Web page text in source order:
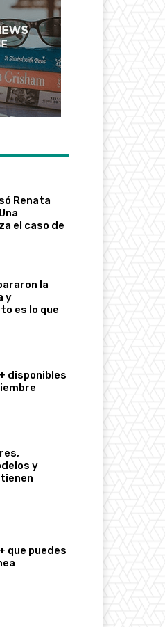
Renata
el caso de
la
y
es lo que
disponibles
y
que puedes